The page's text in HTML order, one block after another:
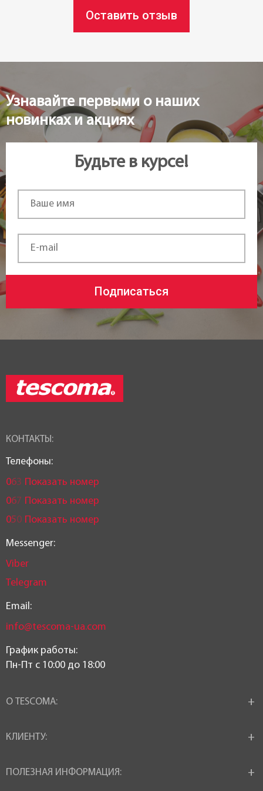
Статус товара:Оставить отзыв
Узнавайте первыми о наших
новинках и акциях
Будьте в курсе!
Подписаться
КОНТАКТЫ:
Телефоны:
063 Показать номер
067 Показать номер
050 Показать номер
Messenger:
Viber
Telegram
Email:
info@tescoma-ua.com
График работы:
Пн-Пт c 10:00 до 18:00
О TESCOMA:
КЛИЕНТУ:
ПОЛЕЗНАЯ ИНФОРМАЦИЯ: